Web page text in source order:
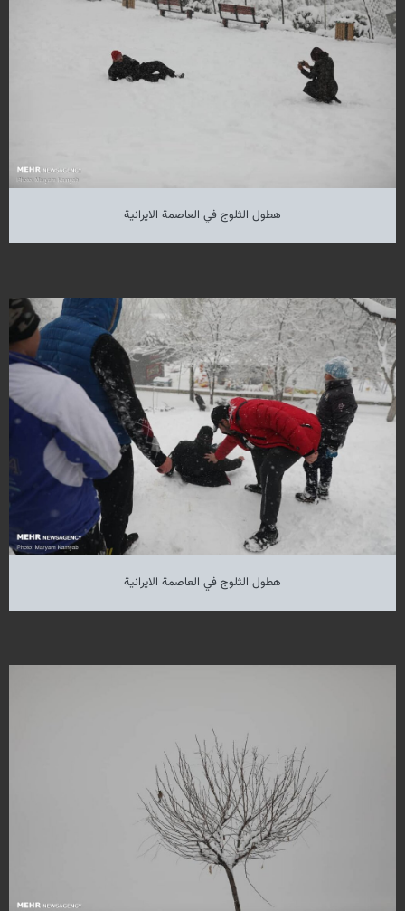
هطول الثلوج في العاصمة الايرانية
هطول الثلوج في العاصمة الايرانية